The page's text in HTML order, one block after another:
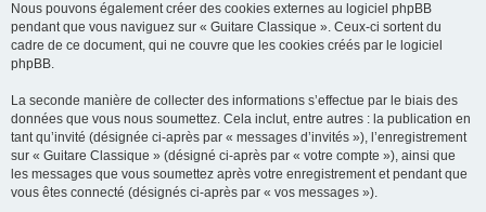
Nous pouvons également créer des cookies externes au logiciel phpBB
pendant que vous naviguez sur « Guitare Classique ». Ceux-ci sortent du
cadre de ce document, qui ne couvre que les cookies créés par le logiciel
phpBB.
La seconde manière de collecter des informations s’effectue par le biais des
données que vous nous soumettez. Cela inclut, entre autres : la publication en
tant qu’invité (désignée ci-après par « messages d’invités »), l’enregistrement
sur « Guitare Classique » (désigné ci-après par « votre compte »), ainsi que
les messages que vous soumettez après votre enregistrement et pendant que
vous êtes connecté (désignés ci-après par « vos messages »).